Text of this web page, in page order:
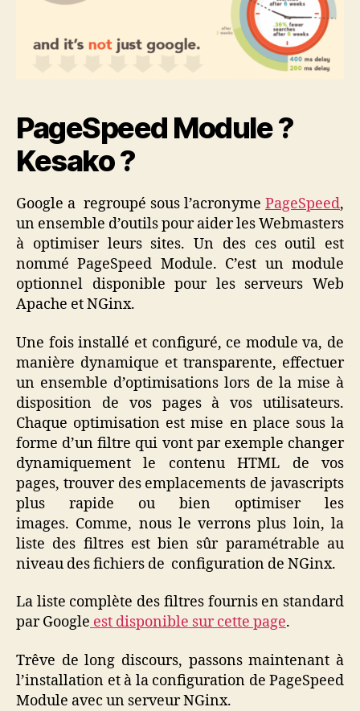
PageSpeed Module ?
Kesako ?
Google a regroupé sous l’acronyme PageSpeed,
un ensemble d’outils pour aider les Webmasters
à optimiser leurs sites. Un des ces outil est
nommé PageSpeed Module. C’est un module
optionnel disponible pour les serveurs Web
Apache et NGinx.
Une fois installé et configuré, ce module va, de
manière dynamique et transparente, effectuer
un ensemble d’optimisations lors de la mise à
disposition de vos pages à vos utilisateurs.
Chaque optimisation est mise en place sous la
forme d’un filtre qui vont par exemple changer
dynamiquement le contenu HTML de vos
pages, trouver des emplacements de javascripts
plus rapide ou bien optimiser les
images. Comme, nous le verrons plus loin, la
liste des filtres est bien sûr paramétrable au
niveau des fichiers de configuration de NGinx.
La liste complète des filtres fournis en standard
par Google est disponible sur cette page.
Trêve de long discours, passons maintenant à
l’installation et à la configuration de PageSpeed
Module avec un serveur NGinx.